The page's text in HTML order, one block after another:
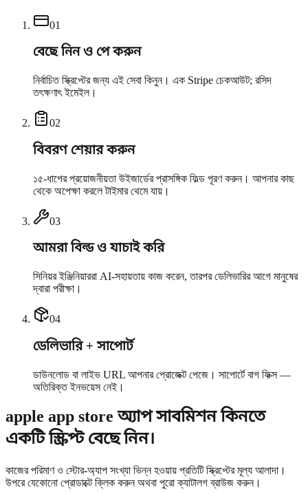
01
বেছে নিন ও পে করুন
নির্বাচিত স্ক্রিপ্টের জন্য এই সেবা কিনুন। এক Stripe চেকআউট; রসিদ
তৎক্ষণাৎ ইমেইল।
02
বিবরণ শেয়ার করুন
১৫-ধাপের প্রয়োজনীয়তা উইজার্ডের প্রাসঙ্গিক ফিল্ড পূরণ করুন। আপনার কাছ
থেকে অপেক্ষা করলে টাইমার থেমে যায়।
03
আমরা বিল্ড ও যাচাই করি
সিনিয়র ইঞ্জিনিয়াররা AI-সহায়তায় কাজ করেন, তারপর ডেলিভারির আগে মানুষের
দ্বারা পরীক্ষা।
04
ডেলিভারি + সাপোর্ট
ডাউনলোড বা লাইভ URL আপনার প্রোজেক্ট পেজে। সাপোর্টে বাগ ফিক্স —
অতিরিক্ত ইনভয়েস নেই।
apple app store অ্যাপ সাবমিশন কিনতে
একটি স্ক্রিপ্ট বেছে নিন।
কাজের পরিমাণ ও স্টোর-অ্যাপ সংখ্যা ভিন্ন হওয়ায় প্রতিটি স্ক্রিপ্টের মূল্য আলাদা।
উপরে যেকোনো প্রোডাক্টে ক্লিক করুন অথবা পুরো ক্যাটালগ ব্রাউজ করুন।